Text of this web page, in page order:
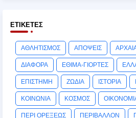
ΕΤΙΚΈΤΕΣ
ΑΘΛΗΤΙΣΜΟΣ ΑΠΟΨΕΙΣ
ΔΙΑΦΟΡΑ ΕΘΙΜΑ-ΓΙΟΡΤΕΣ
ΕΠΙΣΤΗΜΗ ΖΩΔΙΑ ΙΣΤΟΡΙΑ
ΚΟΙΝΩΝΙΑ ΚΟΣΜΟΣ
ΠΕΡΙ ΟΡΕΞΕΩΣ ΠΕΡΙΒΑΛΛΟΝ